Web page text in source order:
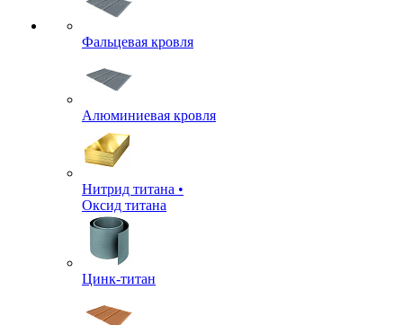
Фальцевая кровля
Алюминиевая кровля
Нитрид титана •
Оксид титана
Цинк-титан